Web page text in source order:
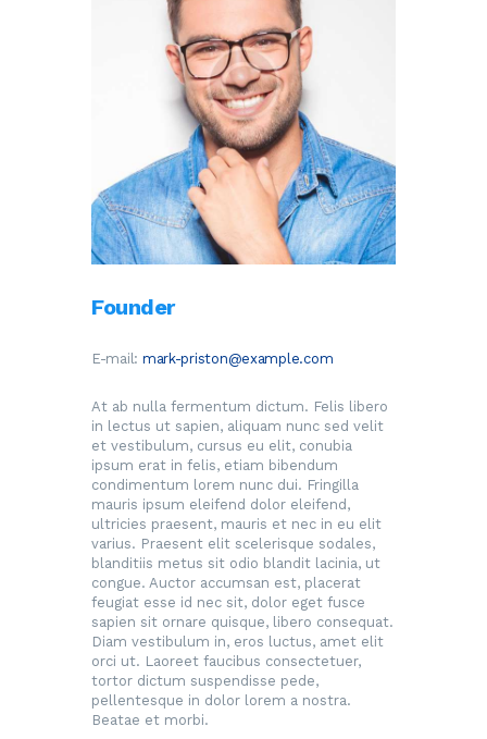
Founder
E-mail: mark-priston@example.com
At ab nulla fermentum dictum. Felis libero
in lectus ut sapien, aliquam nunc sed velit
et vestibulum, cursus eu elit, conubia
ipsum erat in felis, etiam bibendum
condimentum lorem nunc dui. Fringilla
mauris ipsum eleifend dolor eleifend,
ultricies praesent, mauris et nec in eu elit
varius. Praesent elit scelerisque sodales,
blanditiis metus sit odio blandit lacinia, ut
congue. Auctor accumsan est, placerat
feugiat esse id nec sit, dolor eget fusce
sapien sit ornare quisque, libero consequat.
Diam vestibulum in, eros luctus, amet elit
orci ut. Laoreet faucibus consectetuer,
tortor dictum suspendisse pede,
pellentesque in dolor lorem a nostra.
Beatae et morbi.